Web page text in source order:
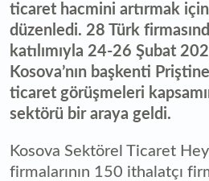
ticaret hacmini artırmak
düzenledi. 28 Türk
katılımıyla 24-26 Şubat
Kosova’nın başkenti
ticaret görüşmeleri
sektörü bir araya geldi.
Kosova Sektörel Ticaret
firmalarının 150 ithalatçı